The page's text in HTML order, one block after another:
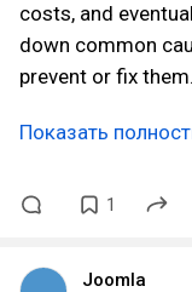
costs, and
down common
prevent or fix them.
Показать
1
Joomla